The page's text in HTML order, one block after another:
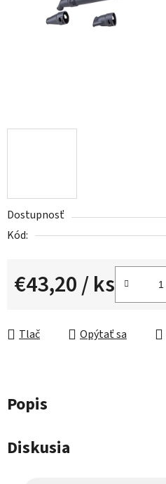
Dostupnosť
Kód:
€43,20/ ks
Tlač Opýtať sa
Popis
Diskusia